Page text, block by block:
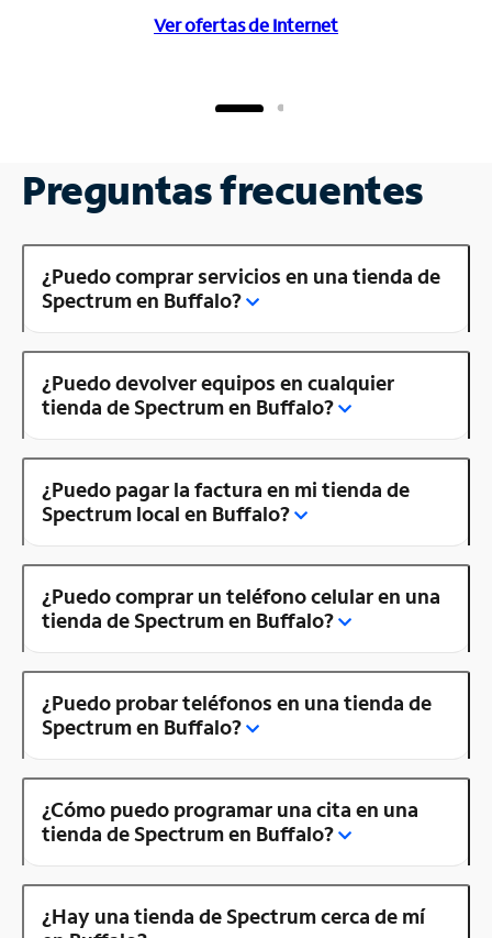
Ver ofertas de Internet
Preguntas frecuentes
¿Puedo comprar servicios en una tienda de
Spectrum en Buffalo?
¿Puedo devolver equipos en cualquier
tienda de Spectrum en Buffalo?
¿Puedo pagar la factura en mi tienda de
Spectrum local en Buffalo?
¿Puedo comprar un teléfono celular en una
tienda de Spectrum en Buffalo?
¿Puedo probar teléfonos en una tienda de
Spectrum en Buffalo?
¿Cómo puedo programar una cita en una
tienda de Spectrum en Buffalo?
¿Hay una tienda de Spectrum cerca de mí